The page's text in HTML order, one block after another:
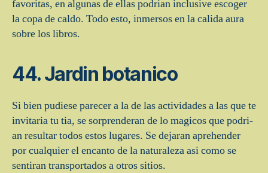
favoritas, en algunas de ellas podri­an inclusive escoger
la copa de caldo. Todo esto, inmersos en la calida aura
sobre los libros.
44. Jardin botanico
Si bien pudiese parecer a la de las actividades a las que te
invitaria tu tia, se sorprenderan de lo magicos que podri­
an resultar todos estos lugares. Se dejaran aprehender
por cualquier el encanto de la naturaleza asi­ como se
sentiran transportados a otros sitios.